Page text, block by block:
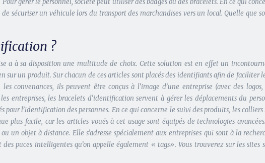
gérer le personnel, société peut utiliser des badges ou des bracelets. En ce qui
sécuriser un véhicule lors du transport des marchandises vers un local. Quelle
?
a à sa disposition une multitude de choix. Cette solution est en effet un
sur un produit. Sur chacun de ces articles sont placés des identifiants afin de faciliter
convenances, ils peuvent être conçus à l’image d’une entreprise (avec des
entreprises, les bracelets d’identification servent à gérer les déplacements du
pour l’identification des personnes. En ce qui concerne le suivi des produits, les
plus facile, car les articles voués à cet usage sont équipés de technologies
un objet à distance. Elle s’adresse spécialement aux entreprises qui sont à la
puces intelligentes qu’on appelle également « tags». Vous trouverez sur les sites